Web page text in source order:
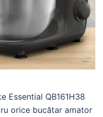
Essential QB161H38
orice bucătar amator